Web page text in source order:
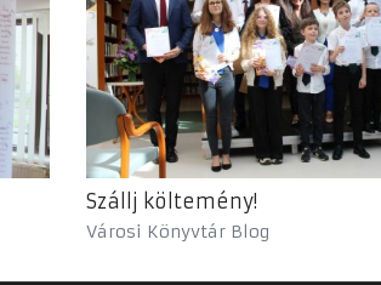
Szállj költemény!
Városi Könyvtár Blog